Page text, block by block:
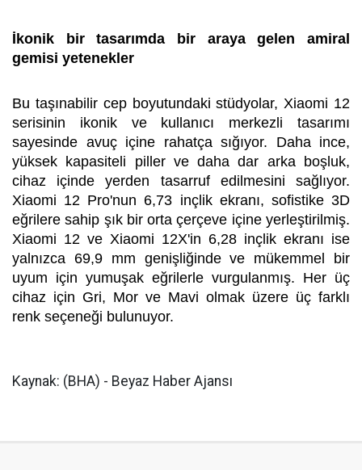
İkonik bir tasarımda bir araya gelen amiral
gemisi yetenekler
Bu taşınabilir cep boyutundaki stüdyolar, Xiaomi 12
serisinin ikonik ve kullanıcı merkezli tasarımı
sayesinde avuç içine rahatça sığıyor. Daha ince,
yüksek kapasiteli piller ve daha dar arka boşluk,
cihaz içinde yerden tasarruf edilmesini sağlıyor.
Xiaomi 12 Pro'nun 6,73 inçlik ekranı, sofistike 3D
eğrilere sahip şık bir orta çerçeve içine yerleştirilmiş.
Xiaomi 12 ve Xiaomi 12X'in 6,28 inçlik ekranı ise
yalnızca 69,9 mm genişliğinde ve mükemmel bir
uyum için yumuşak eğrilerle vurgulanmış. Her üç
cihaz için Gri, Mor ve Mavi olmak üzere üç farklı
renk seçeneği bulunuyor.
Kaynak: (BHA) - Beyaz Haber Ajansı